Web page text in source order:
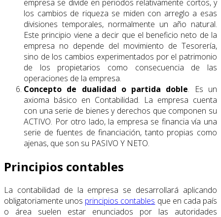
empresa se divide en periodos relativamente cortos, y
los cambios de riqueza se miden con arreglo a esas
divisiones temporales, normalmente un año natural.
Este principio viene a decir que el beneficio neto de la
empresa no depende del movimiento de Tesorería,
sino de los cambios experimentados por el patrimonio
de los propietarios como consecuencia de las
operaciones de la empresa.
Concepto de dualidad o partida doble. Es un
axioma básico en Contabilidad. La empresa cuenta
con una serie de bienes y derechos que componen su
ACTIVO. Por otro lado, la empresa se financia vía una
serie de fuentes de financiación, tanto propias como
ajenas, que son su PASIVO Y NETO.
Principios contables
La contabilidad de la empresa se desarrollará aplicando
obligatoriamente unos principios contables que en cada país
o área suelen estar enunciados por las autoridades